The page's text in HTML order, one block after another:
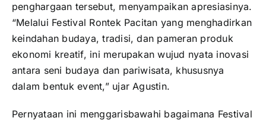
penghargaan tersebut, menyampaikan apresiasinya.
“Melalui Festival Rontek Pacitan yang menghadirkan
keindahan budaya, tradisi, dan pameran produk
ekonomi kreatif, ini merupakan wujud nyata inovasi
antara seni budaya dan pariwisata, khususnya
dalam bentuk event,” ujar Agustin.
Pernyataan ini menggarisbawahi bagaimana Festival